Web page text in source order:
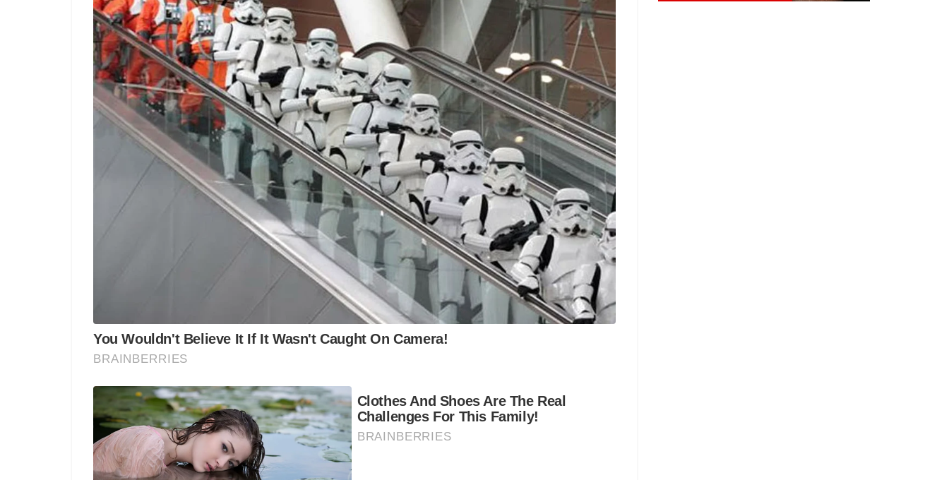
Jogue com responsabilidade. 18+